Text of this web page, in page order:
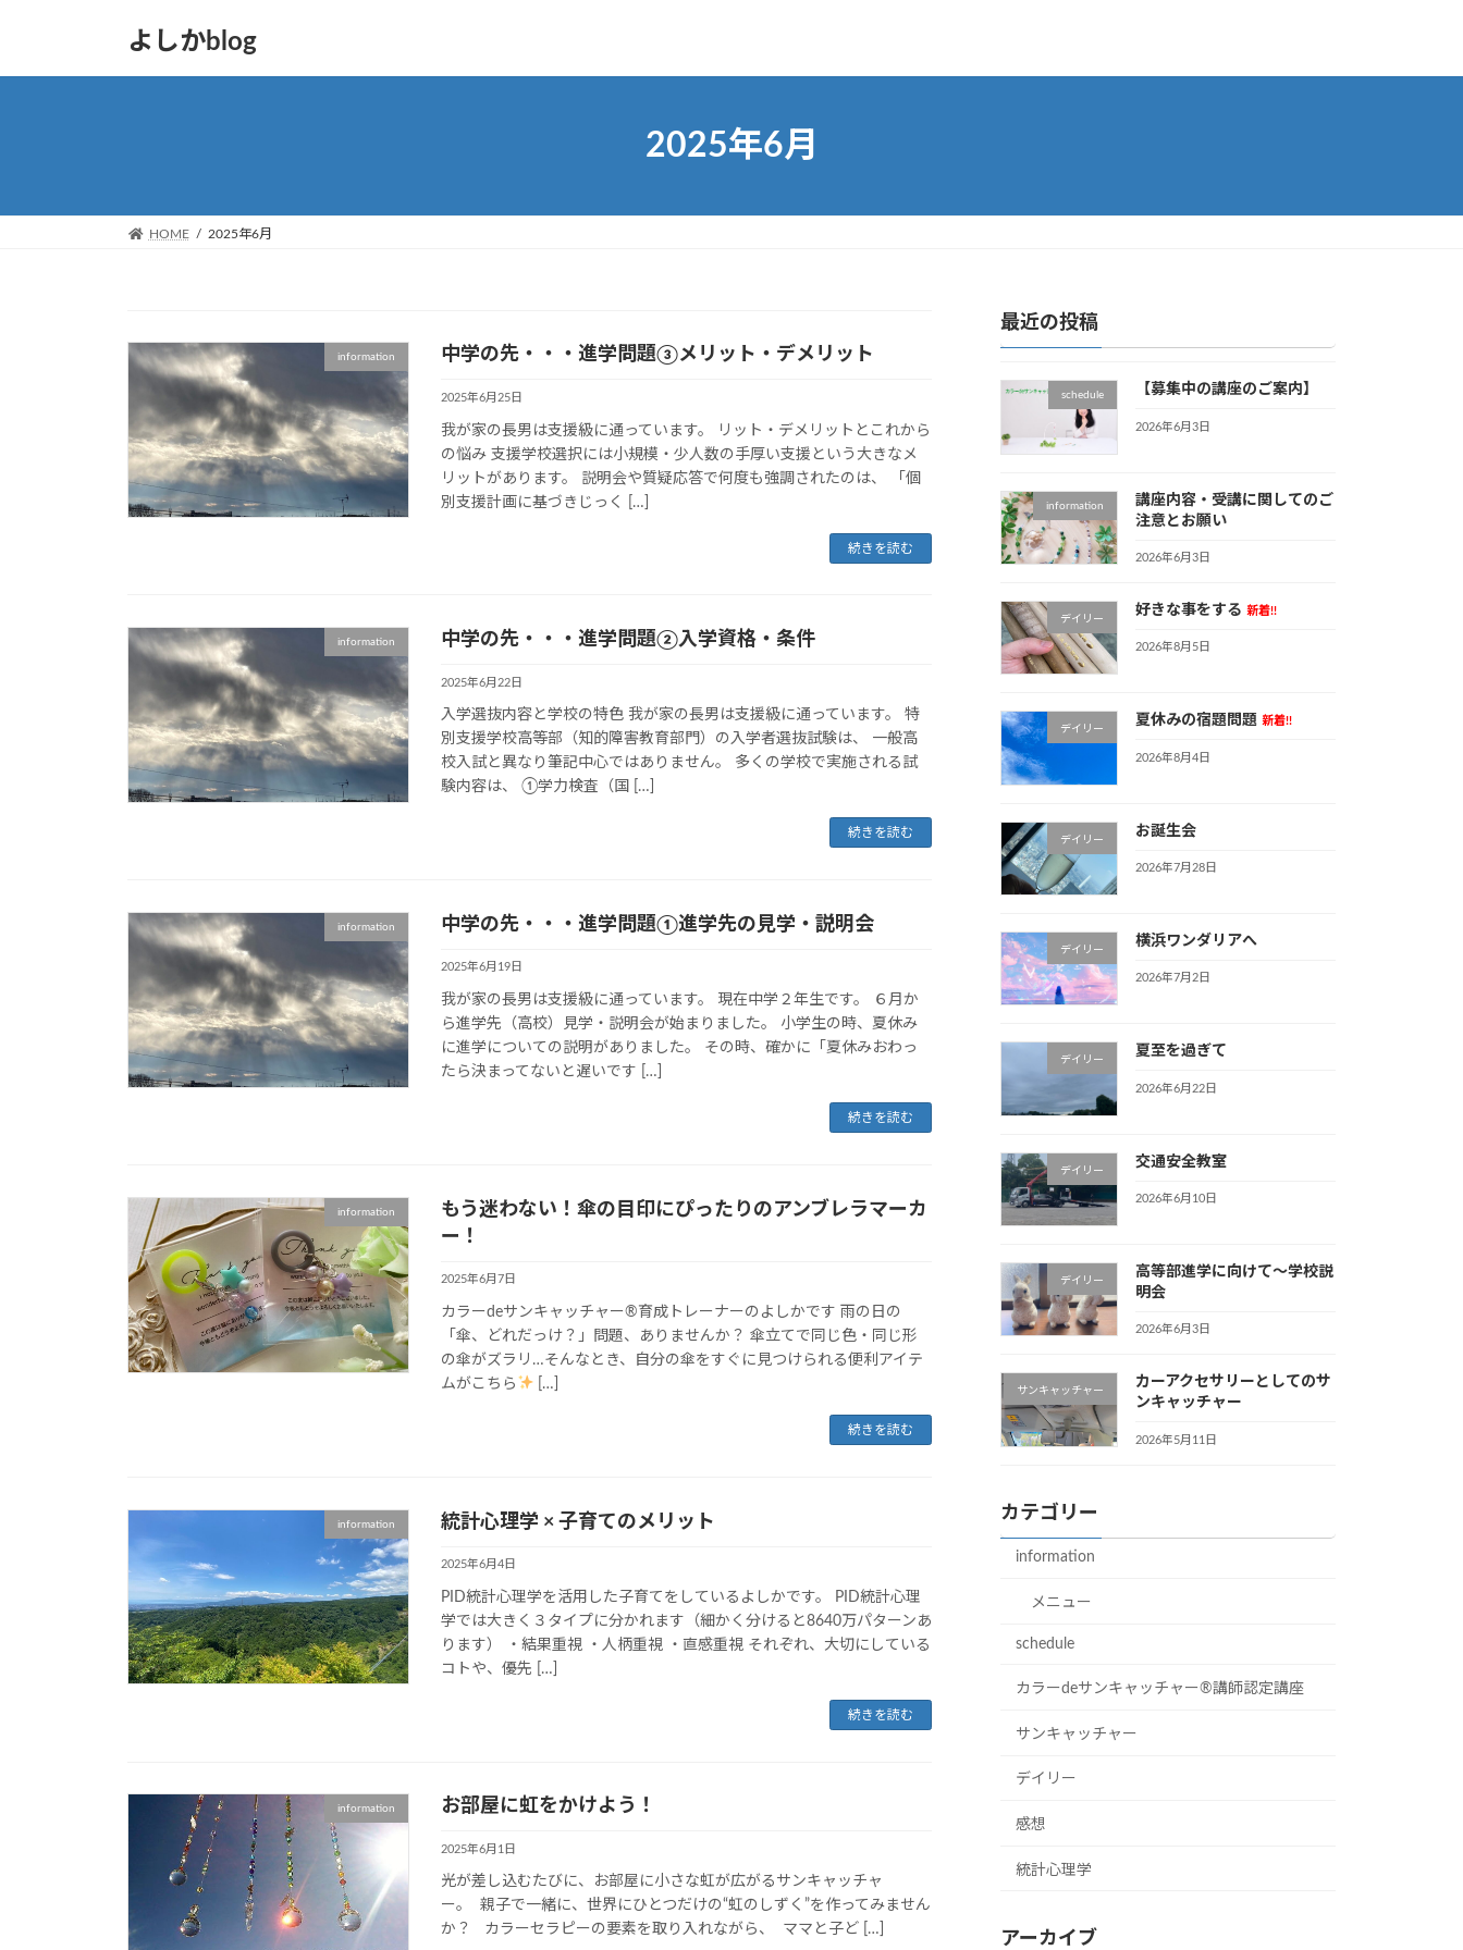
よしかblog
2025年6月
HOME 2025年6月
information 中学の先・・・進学問題③メリット・デメリット
2025年6月25日
我が家の長男は支援級に通っています。 リット・デメリットとこれから
の悩み 支援学校選択には小規模・少人数の手厚い支援という大きなメ
リットがあります。 説明会や質疑応答で何度も強調されたのは、 「個
別支援計画に基づきじっく […]
続きを読む
information 中学の先・・・進学問題②入学資格・条件
2025年6月22日
入学選抜内容と学校の特色 我が家の長男は支援級に通っています。 特
別支援学校高等部（知的障害教育部門）の入学者選抜試験は、 一般高
校入試と異なり筆記中心ではありません。 多くの学校で実施される試
験内容は、 ①学力検査（国 […]
続きを読む
information 中学の先・・・進学問題①進学先の見学・説明会
2025年6月19日
我が家の長男は支援級に通っています。 現在中学２年生です。 ６月か
ら進学先（高校）見学・説明会が始まりました。 小学生の時、夏休み
に進学についての説明がありました。 その時、確かに「夏休みおわっ
たら決まってないと遅いです […]
続きを読む
information
もう迷わない！傘の目印にぴったりのアンブレラマーカ
ー！
2025年6月7日
カラーdeサンキャッチャー®育成トレーナーのよしかです 雨の日の
「傘、どれだっけ？」問題、ありませんか？ 傘立てで同じ色・同じ形
の傘がズラリ…そんなとき、自分の傘をすぐに見つけられる便利アイテ
ムがこちら
[…]
続きを読む
information 統計心理学 × 子育てのメリット
2025年6月4日
PID統計心理学を活用した子育てをしているよしかです。 PID統計心理
学では大きく３タイプに分かれます（細かく分けると8640万パターンあ
ります） ・結果重視 ・人柄重視 ・直感重視 それぞれ、大切にしている
コトや、優先 […]
続きを読む
information お部屋に虹をかけよう！
2025年6月1日
光が差し込むたびに、お部屋に小さな虹が広がるサンキャッチャ
ー。 親子で一緒に、世界にひとつだけの“虹のしずく”を作ってみません
か？ カラーセラピーの要素を取り入れながら、 ママと子ど […]
最近の投稿
schedule 【募集中の講座のご案内】
2026年6月3日
information
講座内容・受講に関してのご
注意とお願い
2026年6月3日
デイリー
好きな事をする 新着!!
2026年8月5日
デイリー
夏休みの宿題問題 新着!!
2026年8月4日
デイリー
お誕生会
2026年7月28日
デイリー
横浜ワンダリアへ
2026年7月2日
デイリー
夏至を過ぎて
2026年6月22日
デイリー
交通安全教室
2026年6月10日
デイリー
高等部進学に向けて〜学校説
明会
2026年6月3日
サンキャッチャー
カーアクセサリーとしてのサ
ンキャッチャー
2026年5月11日
カテゴリー
information
メニュー
schedule
カラーdeサンキャッチャー®︎講師認定講座
サンキャッチャー
デイリー
感想
統計心理学
アーカイブ